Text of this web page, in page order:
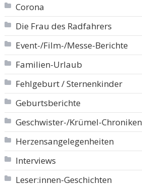
Corona
Die Frau des Radfahrers
Event-/Film-/Messe-Berichte
Familien-Urlaub
Fehlgeburt / Sternenkinder
Geburtsberichte
Geschwister-/Krümel-Chroniken
Herzensangelegenheiten
Interviews
Leser:innen-Geschichten